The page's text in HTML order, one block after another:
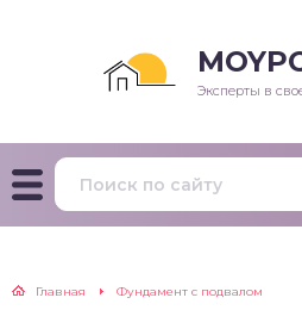
Эксперты в
Главная Фундамент с подвалом